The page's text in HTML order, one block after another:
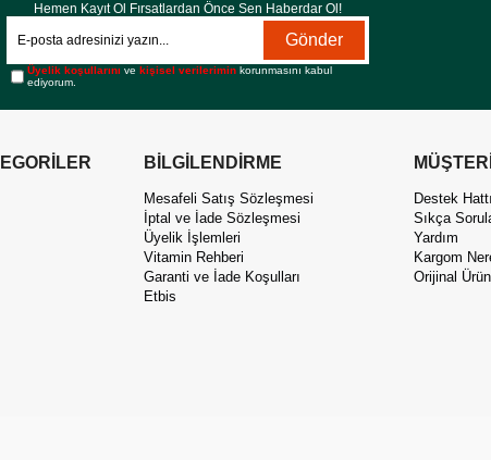
Hemen Kayıt Ol Fırsatlardan Önce Sen Haberdar Ol!
Gönder
Üyelik koşullarını vekişisel verilerimin korunmasını kabul
ediyorum.
BİLGİLENDİRME
Mesafeli Satış Sözleşmesi
İptal ve İade Sözleşmesi
Üyelik İşlemleri
Vitamin Rehberi
Garanti ve İade Koşulları
Etbis
Destek Hattı
Sıkça
Yardım
Kargom
Orijinal